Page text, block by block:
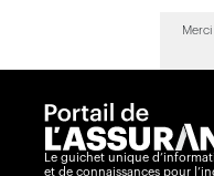
Le guichet unique
et de connaissances pour